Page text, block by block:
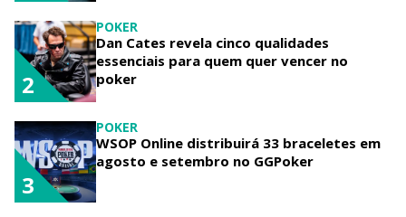
POKER
Dan Cates revela cinco qualidades
essenciais para quem quer vencer no
poker
2
POKER
WSOP Online distribuirá 33 braceletes em
agosto e setembro no GGPoker
3